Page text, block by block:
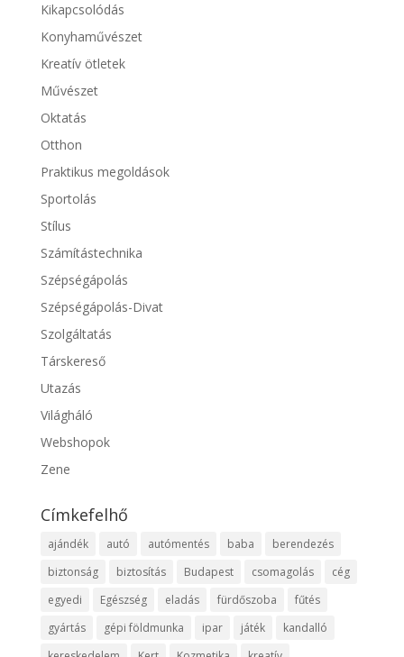
Kikapcsolódás
Konyhaművészet
Kreatív ötletek
Művészet
Oktatás
Otthon
Praktikus megoldások
Sportolás
Stílus
Számítástechnika
Szépségápolás
Szépségápolás-Divat
Szolgáltatás
Társkereső
Utazás
Világháló
Webshopok
Zene
Címkefelhő
ajándék autó autómentés baba
berendezés
biztonság
biztosítás Budapest csomagolás
cég
egyedi
Egészség eladás fürdőszoba
fűtés
gyártás
gépi földmunka ipar játék
kandalló